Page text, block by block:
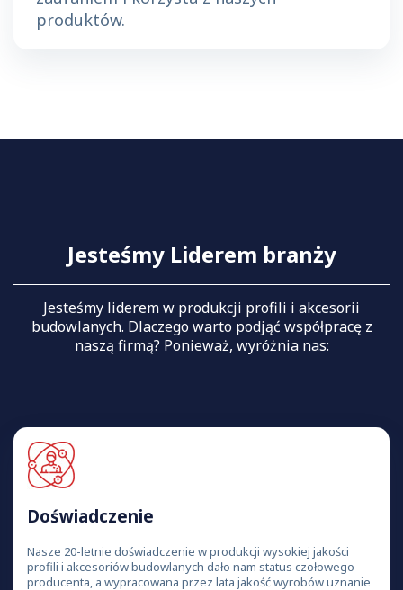
produktów.
Jesteśmy Liderem branży
Jesteśmy liderem w produkcji profili i akcesorii
budowlanych. Dlaczego warto podjąć współpracę z
naszą firmą? Ponieważ, wyróżnia nas:
Doświadczenie
Nasze 20-letnie doświadczenie w produkcji wysokiej jakości
profili i akcesoriów budowlanych dało nam status czołowego
producenta, a wypracowana przez lata jakość wyrobów uznanie